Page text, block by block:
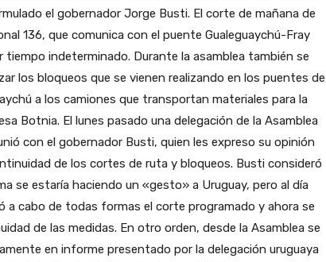
el gobernador Jorge Busti. El corte de mañana de
136, que comunica con el puente Gualeguaychú-Fray
tiempo indeterminado. Durante la asamblea también se
los bloqueos que se vienen realizando en los puentes de
a los camiones que transportan materiales para la
Botnia. El lunes pasado una delegación de la Asamblea
con el gobernador Busti, quien les expreso su opinión
de los cortes de ruta y bloqueos. Busti consideró
se estaría haciendo un «gesto» a Uruguay, pero al día
a cabo de todas formas el corte programado y ahora se
de las medidas. En otro orden, desde la Asamblea se
en informe presentado por la delegación uruguaya